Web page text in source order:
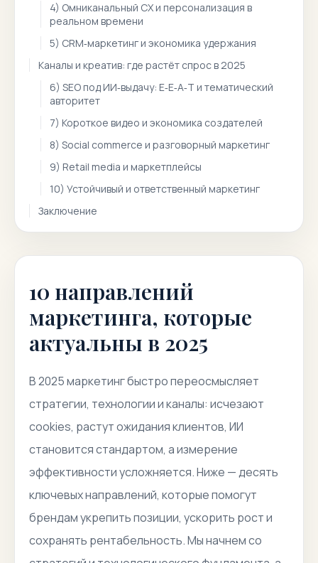
4) Омниканальный CX и персонализация в
реальном времени
5) CRM‑маркетинг и экономика удержания
Каналы и креатив: где растёт спрос в 2025
6) SEO под ИИ‑выдачу: E‑E‑A‑T и тематический
авторитет
7) Короткое видео и экономика создателей
8) Social commerce и разговорный маркетинг
9) Retail media и маркетплейсы
10) Устойчивый и ответственный маркетинг
Заключение
10 направлений
маркетинга, которые
актуальны в 2025
В 2025 маркетинг быстро переосмысляет
стратегии, технологии и каналы: исчезают
cookies, растут ожидания клиентов, ИИ
становится стандартом, а измерение
эффективности усложняется. Ниже — десять
ключевых направлений, которые помогут
брендам укрепить позиции, ускорить рост и
сохранять рентабельность. Мы начнем со